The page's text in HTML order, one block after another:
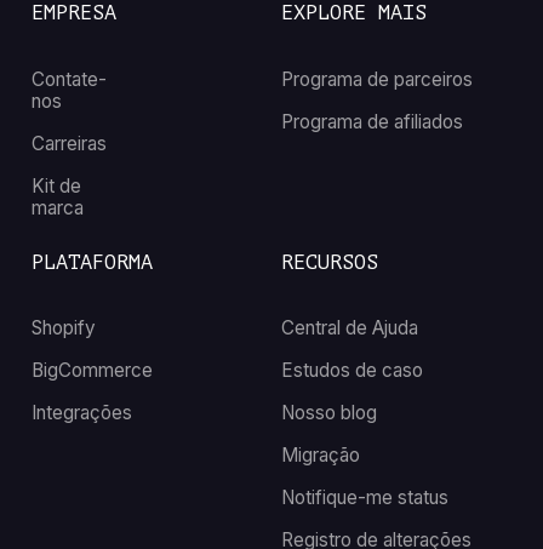
EMPRESA
Contate-
nos
Carreiras
Kit de
marca
RECURSOS
Central de Ajuda
Estudos de caso
Nosso blog
Migração
Notifique-me status
Registro de alterações
EXPLORE MAIS
Programa de parceiros
Programa de afiliados
PLATAFORMA
Shopify
BigCommerce
Integrações